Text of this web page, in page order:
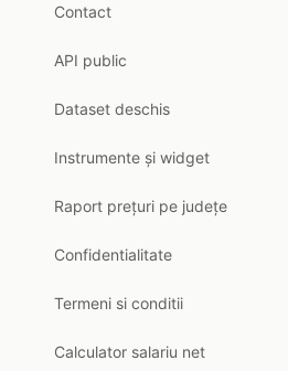
Contact
API public
Dataset deschis
Instrumente și widget
Raport prețuri pe județe
Confidentialitate
Termeni si conditii
Calculator salariu net